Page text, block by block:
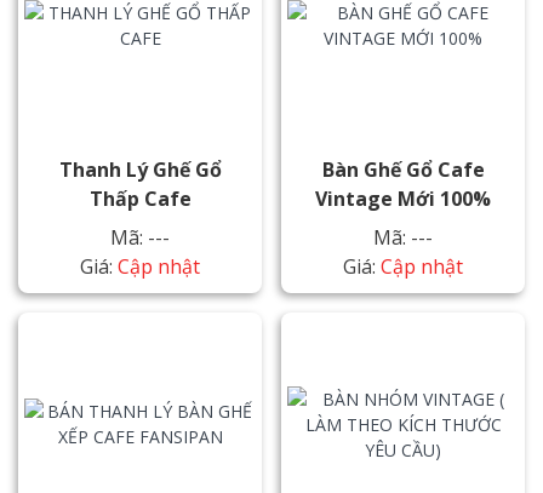
Thanh Lý Ghế Gổ
Thấp Cafe
Mã: ---
Giá: Cập nhật
Bàn Ghế Gổ Cafe
Vintage Mới 100%
Mã: ---
Giá: Cập nhật